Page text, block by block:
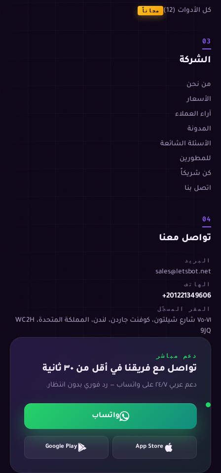
كل الأدوات (12)
مجاناً
03
الشركة
من نحن
الأسعار
آراء العملاء
المدونة
الأسئلة الشائعة
للمطورين
كن شريكاً
اتصل بنا
04
تواصل معنا
البريد
sales@letsbot.net
الهاتف
+201221349606
المقر المسجّل
٧١-٧٥ شارع شيلتون، كوفنت جاردن، لندن، المملكة المتحدة، WC2H
9JQ
دعم مباشر
تواصل مع فريقنا في أقل من ٣٠ ثانية
دعم عربي ٢٤/٧ على واتساب — رد فوري بدون انتظار.
واتساب
App Store
Google Play